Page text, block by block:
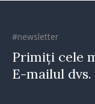
#newsletter
Primiți cele
E-mailul dvs.